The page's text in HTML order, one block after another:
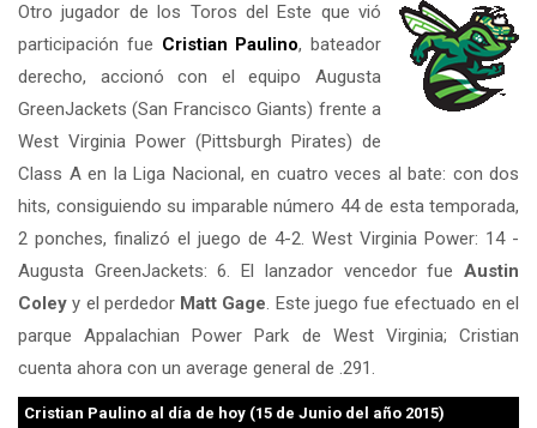
Otro jugador de los Toros del Este que vió
participación fue Cristian Paulino, bateador
derecho, accionó con el equipo Augusta
GreenJackets (San Francisco Giants) frente a
West Virginia Power (Pittsburgh Pirates) de
Class A en la Liga Nacional, en cuatro veces al bate: con dos
hits, consiguiendo su imparable número 44 de esta temporada,
2 ponches, finalizó el juego de 4-2. West Virginia Power: 14 -
Augusta GreenJackets: 6. El lanzador vencedor fue Austin
Coley y el perdedor Matt Gage. Este juego fue efectuado en el
parque Appalachian Power Park de West Virginia; Cristian
cuenta ahora con un average general de .291.
Cristian Paulino al día de hoy (15 de Junio del año 2015)